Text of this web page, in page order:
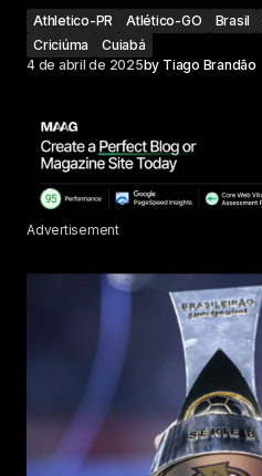
Athletico-PR Atlético-GO Brasil
Criciúma
Cuiabá
4 de abril de 2025by Tiago Brandão
Advertisement